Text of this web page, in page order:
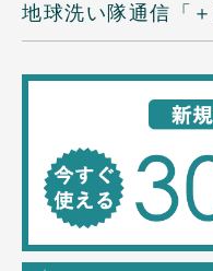
地球洗い隊通信「＋